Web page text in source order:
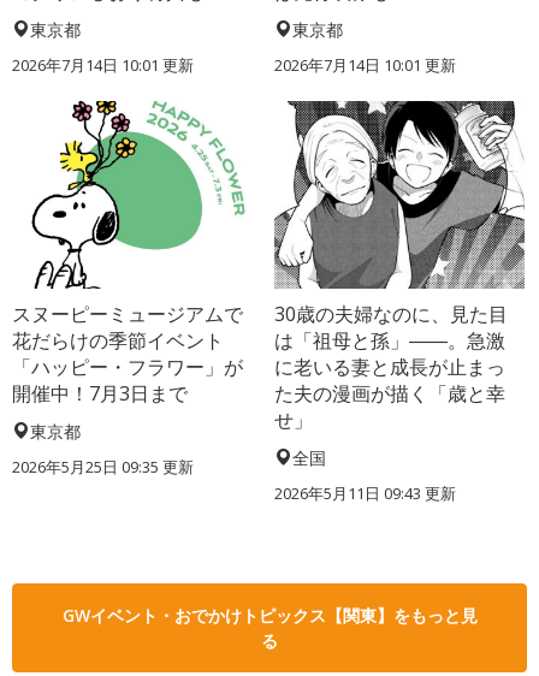
東京都
2026年7月14日 10:01 更新
東京都
2026年7月14日 10:01 更新
スヌーピーミュージアムで
花だらけの季節イベント
「ハッピー・フラワー」が
開催中！7月3日まで
東京都
2026年5月25日 09:35 更新
30歳の夫婦なのに、見た目
は「祖母と孫」――。急激
に老いる妻と成長が止まっ
た夫の漫画が描く「歳と幸
せ」
全国
2026年5月11日 09:43 更新
GWイベント・おでかけトピックス【関東】をもっと見
る